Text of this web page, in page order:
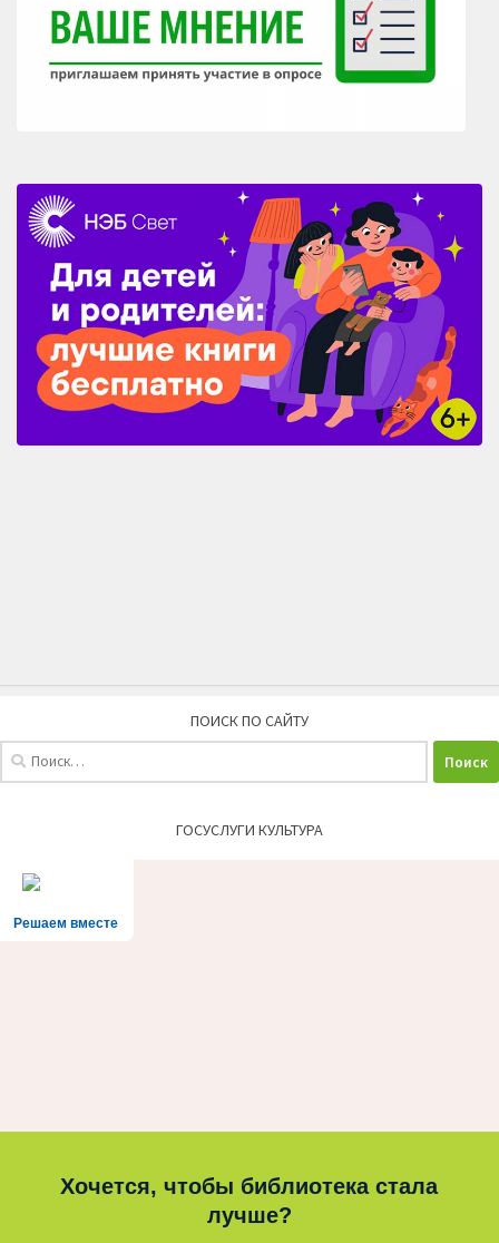
ПОИСК ПО САЙТУ
ГОСУСЛУГИ КУЛЬТУРА
Решаем вместе
Хочется, чтобы библиотека стала
лучше?